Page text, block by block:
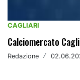
CAGLIARI
Calciomercato
Redazione /